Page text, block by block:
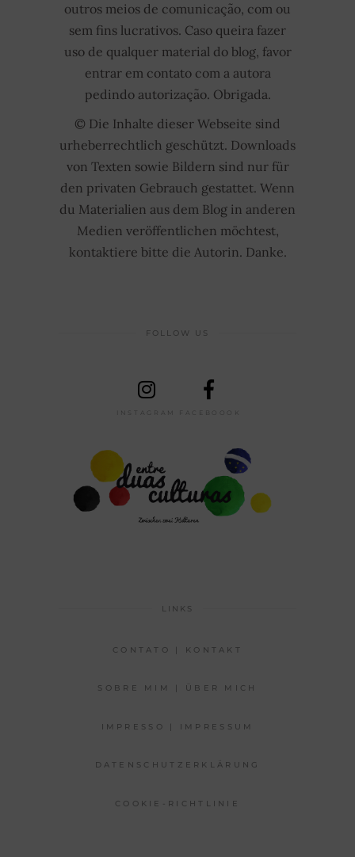
outros meios de comunicação, com ou
sem fins lucrativos. Caso queira fazer
uso de qualquer material do blog, favor
entrar em contato com a autora
pedindo autorização. Obrigada.
© Die Inhalte dieser Webseite sind
urheberrechtlich geschützt. Downloads
von Texten sowie Bildern sind nur für
den privaten Gebrauch gestattet. Wenn
du Materialien aus dem Blog in anderen
Medien veröffentlichen möchtest,
kontaktiere bitte die Autorin. Danke.
FOLLOW US
INSTAGRAM FACEBOOOK
LINKS
CONTATO | KONTAKT
SOBRE MIM | ÜBER MICH
IMPRESSO | IMPRESSUM
DATENSCHUTZERKLÄRUNG
COOKIE-RICHTLINIE